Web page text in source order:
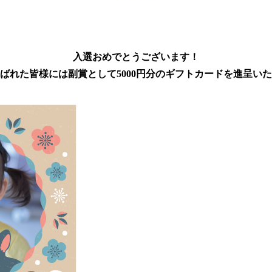
入選おめでとうございます！
れた皆様には副賞として5000円分のギフトカードを進呈いた